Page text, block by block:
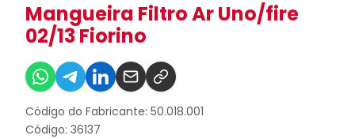
Mangueira Filtro Ar Uno/fire
02/13 Fiorino
Código do Fabricante: 50.018.001
Código: 36137